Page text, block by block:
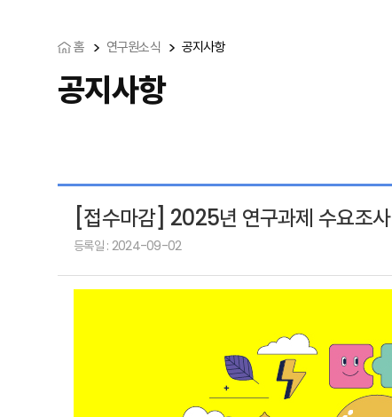
홈 연구원소식 공지사항
공지사항
[접수마감] 2025년 연구과제 수요조사
등록일 : 2024-09-02